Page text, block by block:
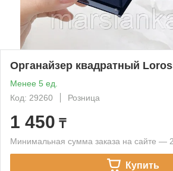
Органайзер квадратный
Менее 5 ед.
Код: 29260
Розница
1 450 ₸
Минимальная сумма заказа на сайте —
Купить